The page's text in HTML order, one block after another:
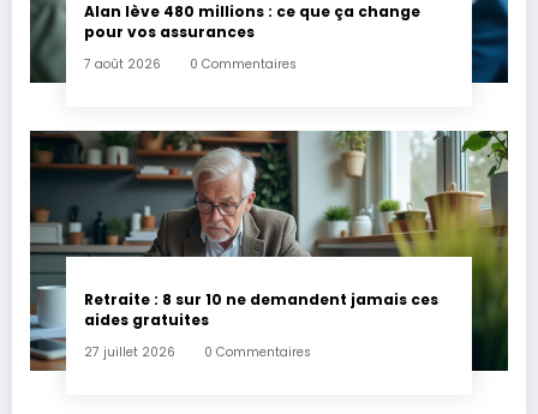
Alan lève 480 millions : ce que ça change
pour vos assurances
7 août 2026 0 Commentaires
Retraite : 8 sur 10 ne demandent jamais ces
aides gratuites
27 juillet 2026 0 Commentaires